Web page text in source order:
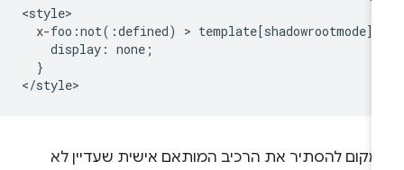
<style>
x-foo:not(:defined) > template[shadowrootmode]
    display: none;
להסתיר את הרכיב המותאם אישית שעדיין לא